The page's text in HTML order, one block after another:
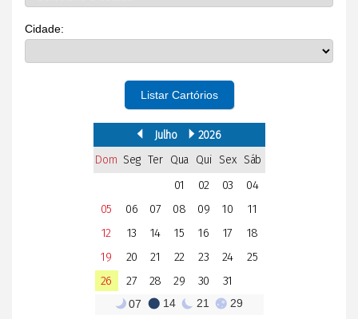
Cidade:
Listar Cartórios